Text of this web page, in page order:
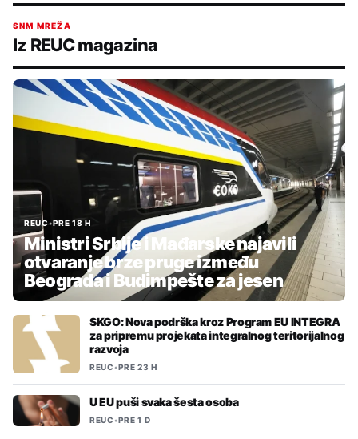
SNM MREŽA
Iz REUC magazina
REUC•PRE 18 H
Ministri Srbije i Mađarske najavili
otvaranje brze pruge između
Beograda i Budimpešte za jesen
SKGO: Nova podrška kroz Program EU INTEGRA
za pripremu projekata integralnog teritorijalnog
razvoja
REUC•PRE 23 H
U EU puši svaka šesta osoba
REUC•PRE 1 D